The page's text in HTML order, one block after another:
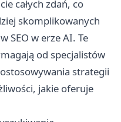
całych zdań, co
skomplikowanych
SEO w erze AI. Te
od specjalistów
strategii
jakie oferuje